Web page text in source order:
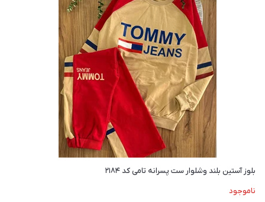
بلوز آستین بلند وشلوار ست پسرانه تامی کد ۲۱۸۴
ناموجود